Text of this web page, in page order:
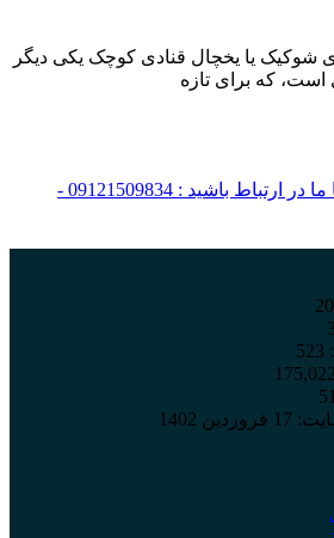
شوکیک یا یخچال قنادی کوچک یکی دیگر
است، که برای تازه
برای مشاوره و خدمات با ما در ارتباط باشید : 09121509834 -
523
175,022
17 فروردین 1402